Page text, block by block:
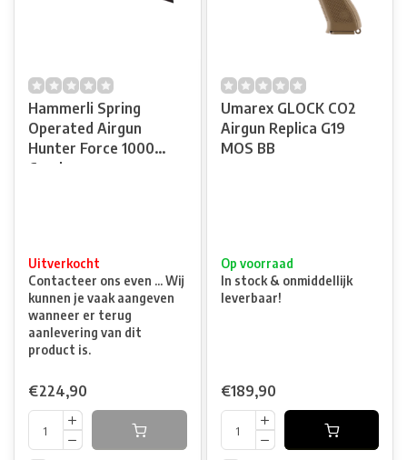
Hammerli Spring
Operated Airgun
Hunter Force 1000
Combo
Uitverkocht
Contacteer ons even ... Wij
kunnen je vaak aangeven
wanneer er terug
aanlevering van dit
product is.
€224,90
Umarex GLOCK CO2
Airgun Replica G19
MOS BB
Op voorraad
In stock & onmiddellijk
leverbaar!
€189,90